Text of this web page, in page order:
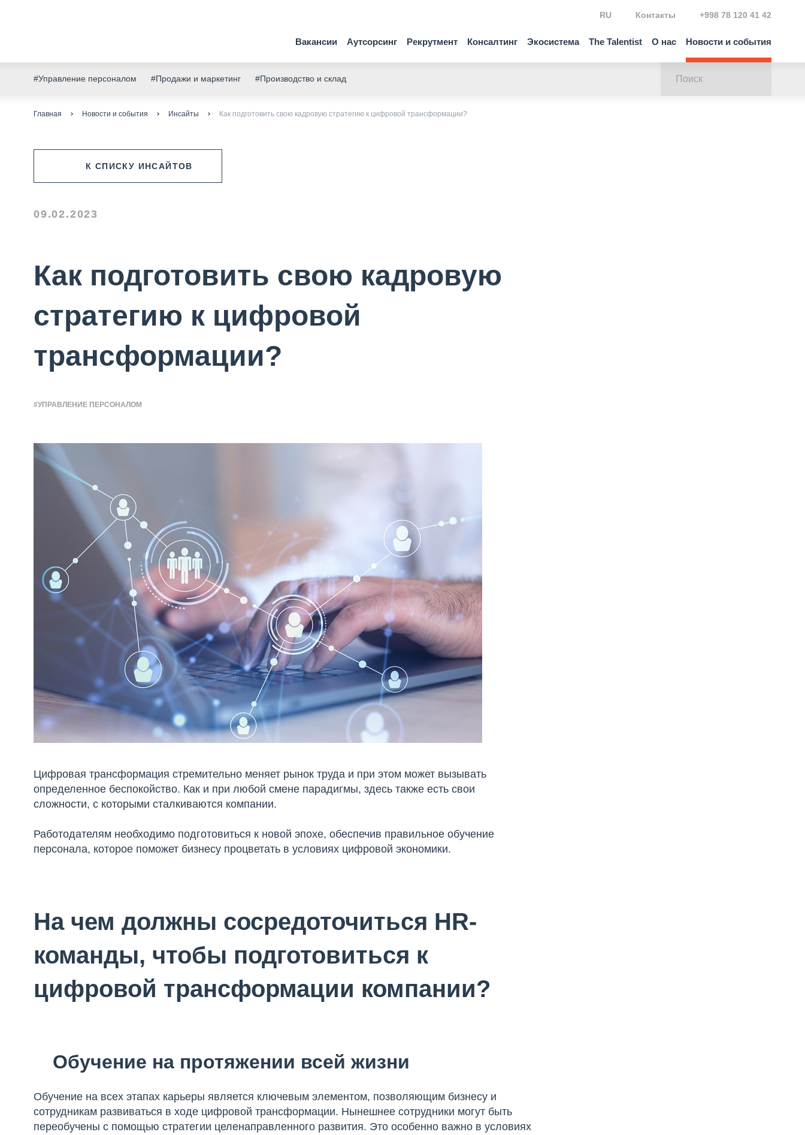
Вакансии Аутсорсинг Рекрутмент Консалтинг Экосистема The Talentist О нас Новости и события
RU Контакты +998 78 120 41 42
#Управление персоналом #Продажи и маркетинг #Производство и склад
Главная Новости и события Инсайты Как подготовить свою кадровую стратегию к цифровой трансформации?
К СПИСКУ ИНСАЙТОВ
09.02.2023
Как подготовить свою кадровую
стратегию к цифровой
трансформации?
#УПРАВЛЕНИЕ ПЕРСОНАЛОМ
Цифровая трансформация стремительно меняет рынок труда и при этом может вызывать
определенное беспокойство. Как и при любой смене парадигмы, здесь также есть свои
сложности, с которыми сталкиваются компании.
Работодателям необходимо подготовиться к новой эпохе, обеспечив правильное обучение
персонала, которое поможет бизнесу процветать в условиях цифровой экономики.
На чем должны сосредоточиться HR-
команды, чтобы подготовиться к
цифровой трансформации компании?
Обучение на протяжении всей жизни
Обучение на всех этапах карьеры является ключевым элементом, позволяющим бизнесу и
сотрудникам развиваться в ходе цифровой трансформации. Нынешнее сотрудники могут быть
переобучены с помощью стратегии целенаправленного развития. Это особенно важно в условиях